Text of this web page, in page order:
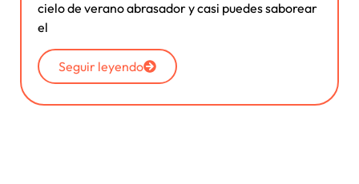
cielo de verano abrasador y casi puedes saborear
el
Seguir leyendo